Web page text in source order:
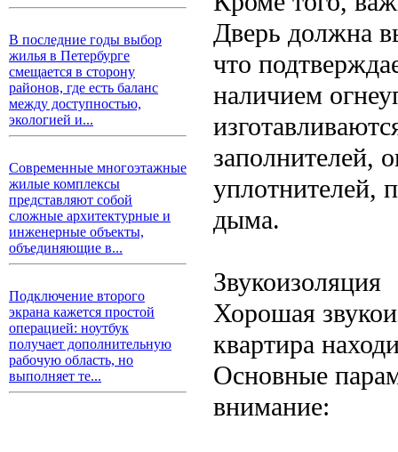
В последние годы выбор
жилья в Петербурге
смещается в сторону
районов, где есть баланс
между доступностью,
экологией и...
Современные многоэтажные
жилые комплексы
представляют собой
сложные архитектурные и
инженерные объекты,
объединяющие в...
Подключение второго
экрана кажется простой
операцией: ноутбук
получает дополнительную
рабочую область, но
выполняет те...
Дверь должна
что
наличием
заполнителей,
уплотнителей,
дыма.
Звукоизоляция
Хорошая
квартира
Основные
внимание: